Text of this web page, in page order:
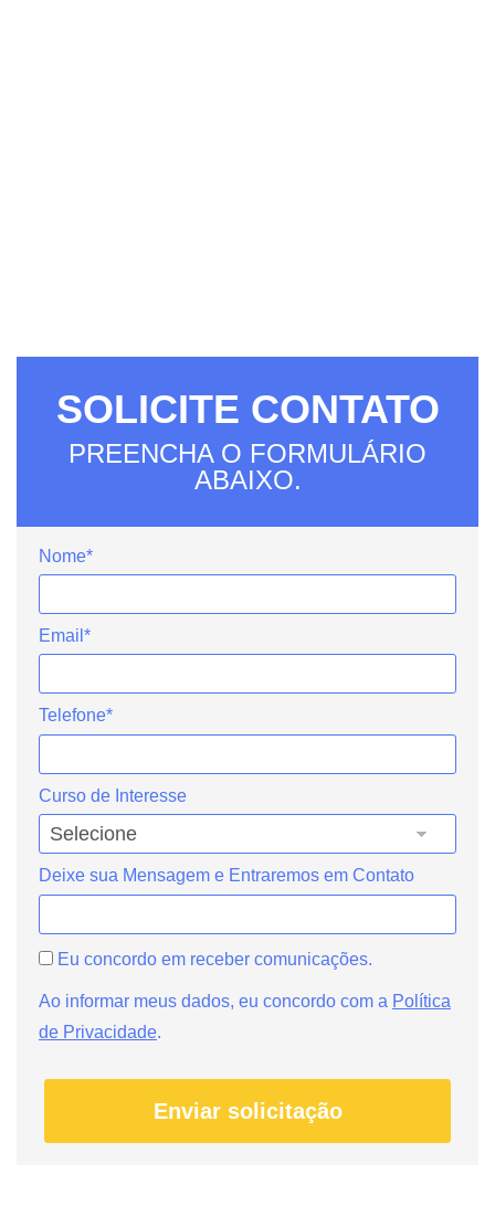
SOLICITE CONTATO
PREENCHA O FORMULÁRIO
ABAIXO.
Nome*
Email*
Telefone*
Curso de Interesse
Deixe sua Mensagem e Entraremos em Contato
Eu concordo em receber comunicações.
Ao informar meus dados, eu concordo com a Política
de Privacidade.
Enviar solicitação